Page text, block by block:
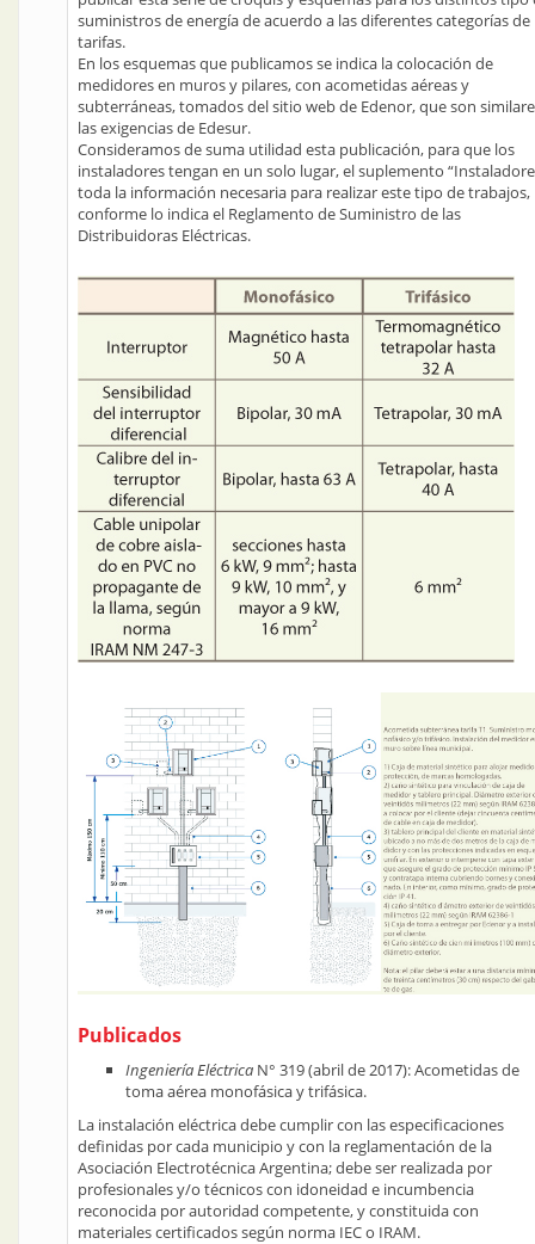
suministros de energía de acuerdo a las diferentes categorías de
tarifas.
En los esquemas que publicamos se indica la colocación de
medidores en muros y pilares, con acometidas aéreas y
subterráneas, tomados del sitio web de Edenor, que son
las exigencias de Edesur.
Consideramos de suma utilidad esta publicación, para que los
instaladores tengan en un solo lugar, el suplemento
toda la información necesaria para realizar este tipo de trabajos,
conforme lo indica el Reglamento de Suministro de las
Distribuidoras Eléctricas.
Publicados
Ingeniería Eléctrica N° 319 (abril de 2017): Acometidas de
toma aérea monofásica y trifásica.
La instalación eléctrica debe cumplir con las especificaciones
definidas por cada municipio y con la reglamentación de la
Asociación Electrotécnica Argentina; debe ser realizada por
profesionales y/o técnicos con idoneidad e incumbencia
reconocida por autoridad competente, y constituida con
materiales certificados según norma IEC o IRAM.